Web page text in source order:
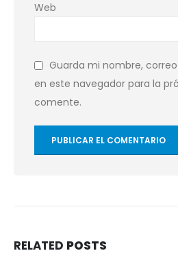
Web
Guarda mi nombre,
en este navegador para la
comente.
RELATED POSTS